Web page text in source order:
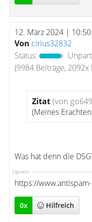
12. März 2024 | 10:50
Von cirius32832
Status:
(9984 Beiträge,
Zitat(von
(Meines
Was hat denn die
Signatur:
https://
0x Hilfreich